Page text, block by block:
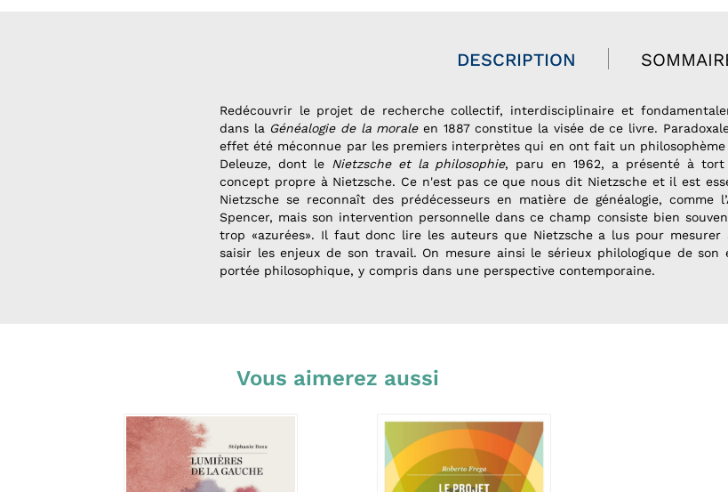
DESCRIPTION
Redécouvrir le projet de recherche collectif, interdisciplinaire et
dans la Généalogie de la moraleen 1887 constitue la visée de ce livre.
effet été méconnue par les premiers interprètes qui en ont fait un
Deleuze, dont le Nietzsche et la philosophie, paru en 1962, a présenté à tort
concept propre à Nietzsche. Ce n'est pas ce que nous dit Nietzsche et il est
Nietzsche se reconnaît des prédécesseurs en matière de généalogie, comme
Spencer, mais son intervention personnelle dans ce champ consiste bien
trop «azurées». Il faut donc lire les auteurs que Nietzsche a lus pour mesurer
saisir les enjeux de son travail. On mesure ainsi le sérieux philologique de
portée philosophique, y compris dans une perspective contemporaine.
Vous aimerez aussi